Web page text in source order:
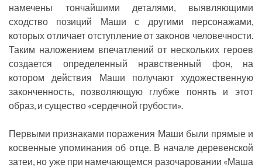
намечены тончайшими деталями, выявляющими
сходство позиций Маши с другими персонажами,
которых отличает отступление от законов человечности.
Таким наложением впечатлений от нескольких героев
создается определенный нравственный фон, на
котором действия Маши получают художественную
законченность, позволяющую глубже понять и этот
образ, и существо «сердечной грубости».
Первыми признаками поражения Маши были прямые и
косвенные упоминания об отце. В начале деревенской
затеи, но уже при намечающемся разочаровании «Маша